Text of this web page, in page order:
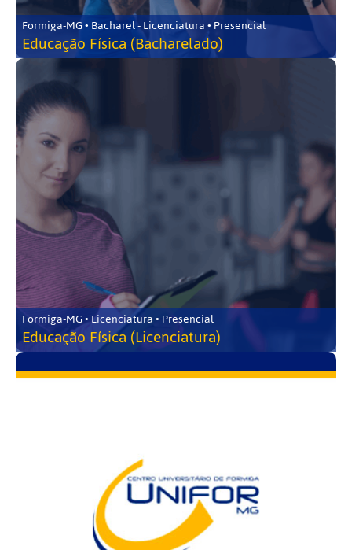
Formiga-MG • Bacharel - Licenciatura • Presencial
Educação Física (Bacharelado)
Formiga-MG • Licenciatura • Presencial
Educação Física (Licenciatura)